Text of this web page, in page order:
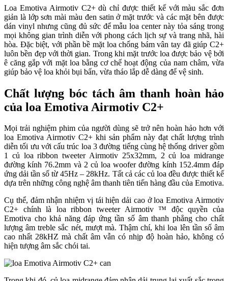
Loa Emotiva Airmotiv C2+ dù chỉ được thiết kế với màu sắc đơn
giản là lớp sơn mài màu đen satin ở mặt trước và các mặt bên được
dán vinyl nhưng cũng đủ sức để mẫu loa center này tỏa sáng trong
mọi không gian trình diễn với phong cách lịch sự và trang nhã, hài
hòa. Đặc biệt, với phần bề mặt loa chống bám vân tay đã giúp C2+
luôn bền đẹp với thời gian. Trong khi mặt trước loa được bảo vệ bởi
ê căng gắp với mặt loa bằng cơ chế hoạt động của nam châm, vừa
giúp bảo vệ loa khỏi bụi bẩn, vừa tháo lắp dễ dàng để vệ sinh.
Chất lượng bóc tách âm thanh hoàn hảo
của loa Emotiva Airmotiv C2+
Mọi trải nghiệm phim của người dùng sẽ trở nên hoàn hảo hơn với
loa Emotiva Airmotiv C2+ khi sản phẩm này đạt chất lượng trình
diễn tối ưu với cấu trúc loa 3 đường tiếng cùng hệ thống driver gồm
1 củ loa ribbon tweeter Airmotiv 25x32mm, 2 củ loa midrange
đường kính 76.2mm và 2 củ loa woofer đường kính 152.4mm đáp
ứng dải tần số từ 45Hz – 28kHz. Tất cả các củ loa đều được thiết kế
dựa trên những công nghệ âm thanh tiên tiến hàng đầu của Emotiva.
Cụ thể, đảm nhận nhiệm vị tái hiện dải cao ở loa Emotiva Airmotiv
C2+ chính là loa ribbon tweeter Airmotiv ™ độc quyền của
Emotiva cho khả năng đáp ứng tần số âm thanh phẳng cho chất
lượng âm treble sắc nét, mượt mà. Thậm chí, khi loa lên tần số âm
cao nhất 28kHZ mà chất âm vẫn có nhịp độ hoàn hảo, không có
hiện tượng âm sắc chói tai.